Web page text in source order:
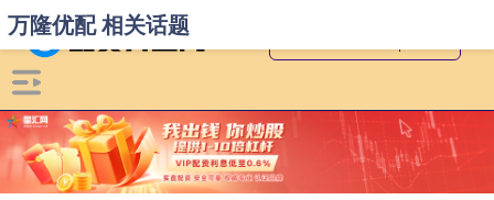
万隆优配 相关话题